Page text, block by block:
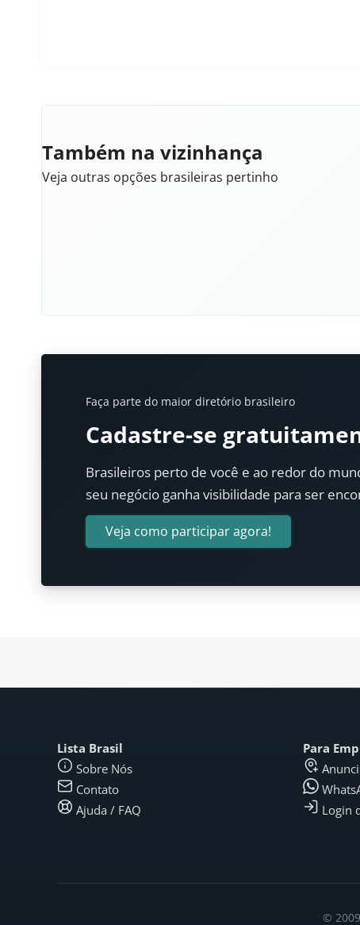
Também na vizinhança
Veja outras opções brasileiras pertinho
Faça parte do maior diretório brasileiro
Cadastre-se
Brasileiros perto de você e ao redor do
seu negócio ganha visibilidade para ser
Veja como participar agora!
Lista Brasil
Sobre Nós
Contato
Ajuda / FAQ
Para
Login
©